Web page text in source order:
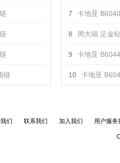
链
7 卡地亚
8 周大福 足金
9 卡地亚
10 卡地亚
们 联系我们 加入我们 用户服务